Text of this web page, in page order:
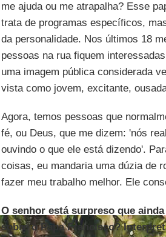
me ajuda ou me atrapalha? Esse
trata de programas específicos,
da personalidade. Nos últimos 18
pessoas na rua fiquem
uma imagem pública considerada
vista como jovem, excitante,
Agora, temos pessoas que
fé, ou Deus, que me dizem: 'nós
ouvindo o que ele está dizendo'.
coisas, eu mandaria uma dúzia de
fazer meu trabalho melhor. Ele
O senhor está surpreso que
sobre o Papa Francisco?